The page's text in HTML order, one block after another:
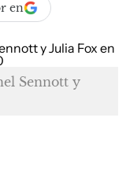
en
Sennott y